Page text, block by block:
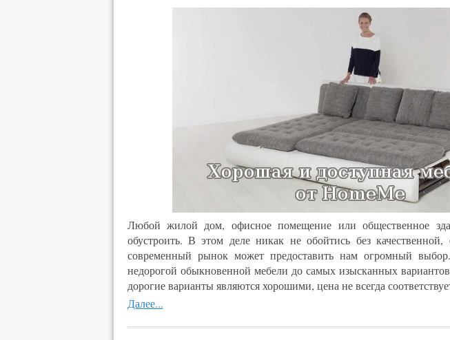
Любой жилой дом, офисное помещение или общественное
обустроить. В этом деле никак не обойтись без
современный рынок может предоставить нам огромный
недорогой обыкновенной мебели до самых изысканных
дорогие варианты являются хорошими, цена не всегда
Далее...